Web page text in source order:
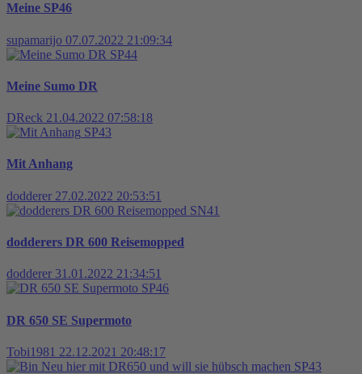
Meine SP46
supamarijo 07.07.2022 21:09:34
SP44
Meine Sumo DR
DReck 21.04.2022 07:58:18
SP43
Mit Anhang
dodderer 27.02.2022 20:53:51
SN41
dodderers DR 600 Reisemopped
dodderer 31.01.2022 21:34:51
SP46
DR 650 SE Supermoto
Tobi1981 22.12.2021 20:48:17
SP43